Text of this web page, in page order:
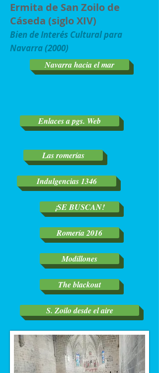
Ermita de San Zoilo de
Cáseda (siglo XIV)
Bien de Interés Cultural para
Navarra (2000)
Navarra hacia el mar
Enlaces a pgs. Web
Las romerías
Indulgencias 1346
¡SE BUSCAN!
Romería 2016
Modillones
The blackout
S. Zoilo desde el aire